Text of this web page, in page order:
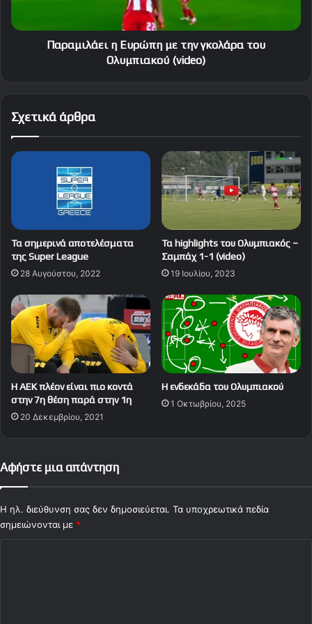
(video)
Παραμιλάει η Ευρώπη με την γκολάρα του
Ολυμπιακού (video)
Σχετικά άρθρα
Τα σημερινά αποτελέσματα
της Super League
28 Αυγούστου, 2022
Τα highlights του Ολυμπιακός –
Σαμπάχ 1-1 (video)
19 Ιουλίου, 2023
Η ΑΕΚ πλέον είναι πιο κοντά
στην 7η θέση παρά στην 1η
20 Δεκεμβρίου, 2021
Η ενδεκάδα του Ολυμπιακού
1 Οκτωβρίου, 2025
Αφήστε μια απάντηση
Η ηλ. διεύθυνση σας δεν δημοσιεύεται. Τα υποχρεωτικά πεδία
σημειώνονται με *